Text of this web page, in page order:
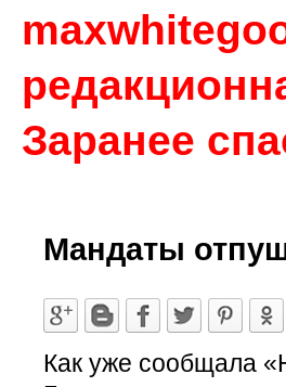
Заранее
Мандаты
Как уже сообщала